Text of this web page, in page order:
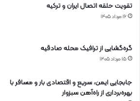
تقویت حلقه اتصال ایران و ترکیه
۱۶ مرداد ۱۴۰۵
گره‌گشایی از ترافیک محله صادقیه
۱۵ مرداد ۱۴۰۵
جابجایی ایمن، سریع و اقتصادی بار و مسافر با
بهره‌برداری از راه‌آهن سبزوار